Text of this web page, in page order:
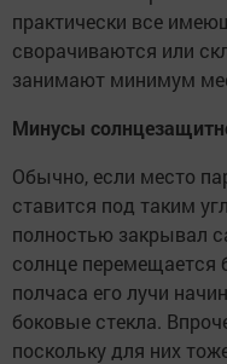
практически все
сворачиваются или
занимают минимум
Минусы
Обычно, если место
ставится под таким
полностью закрывал
солнце перемещается
полчаса его лучи
боковые стекла.
поскольку для них